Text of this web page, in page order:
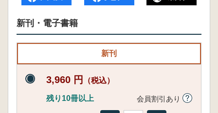
新刊・電子書籍
新刊
3,960 円 （税込）
残り10冊以上 会員割引あり